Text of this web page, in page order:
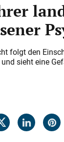
folgt den
sieht eine